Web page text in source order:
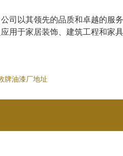
司以其领先的品质和卓越的
用于家居装饰、建筑工程和
牌油漆厂地址